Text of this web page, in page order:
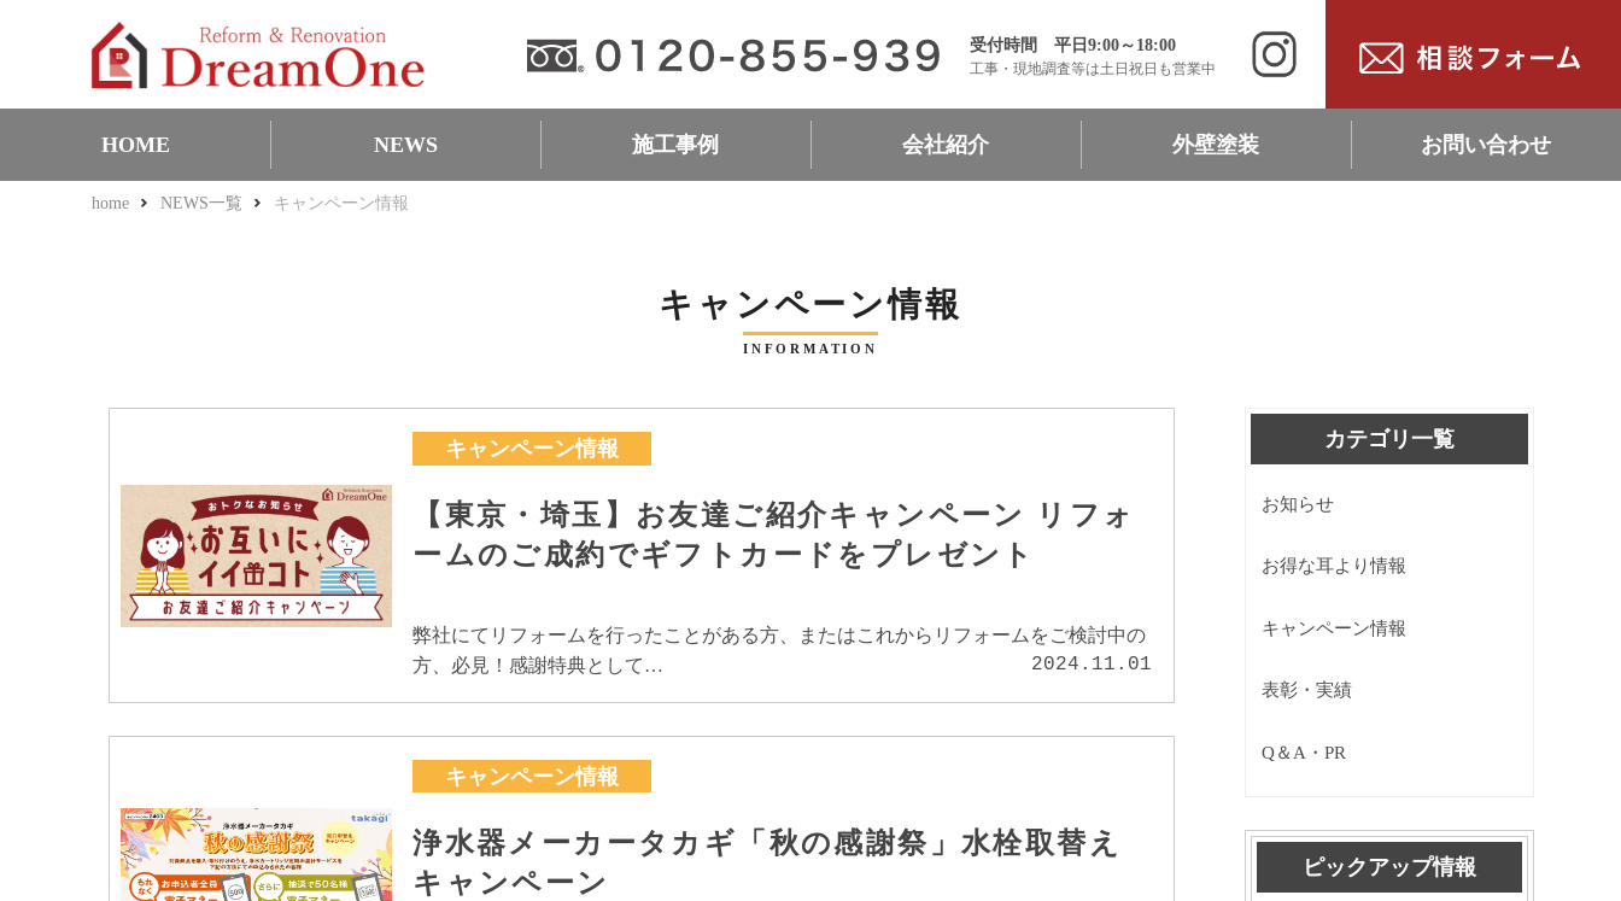
受付時間 平日9:00～18:00
工事・現地調査等は土日祝日も営業中
HOME NEWS
お知らせ
お得な耳より情報
キャンペーン情報
表彰・実績
Q＆A・PR
施工事例 会社紹介 外壁塗装 お問い合わせ
home NEWS一覧 キャンペーン情報
キャンペーン情報
INFORMATION
キャンペーン情報
【東京・埼玉】お友達ご紹介キャンペーン リフォ
ームのご成約でギフトカードをプレゼント
弊社にてリフォームを行ったことがある方、またはこれからリフォームをご検討中の
方、必見！感謝特典として…
2024.11.01
キャンペーン情報
浄水器メーカータカギ「秋の感謝祭」水栓取替え
キャンペーン
カテゴリ一覧
お知らせ
お得な耳より情報
キャンペーン情報
表彰・実績
Q＆A・PR
ピックアップ情報